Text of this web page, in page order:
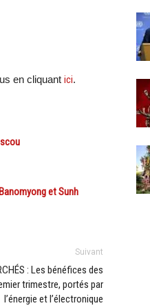
en cliquant ici.
et Sunh
Suivant
: Les bénéfices des
trimestre, portés par
l’énergie et l’électronique